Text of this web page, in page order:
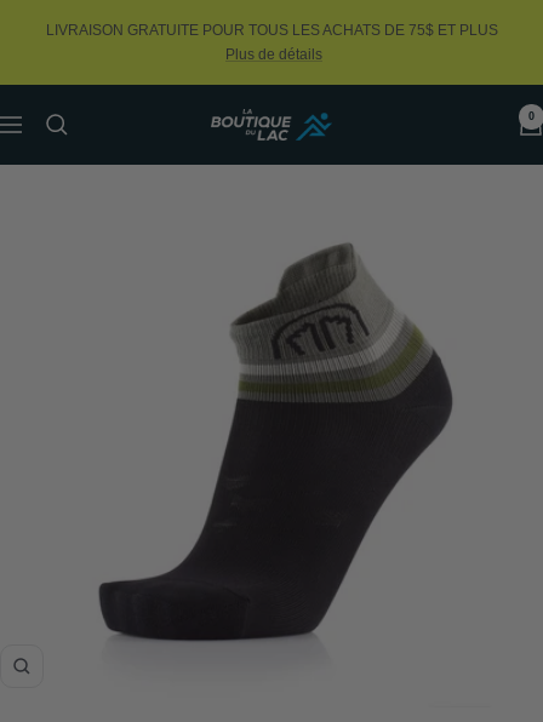
LIVRAISON GRATUITE POUR TOUS LES ACHATS DE 75$ ET PLUS
Plus de détails
Navigation
La
0
Zoom